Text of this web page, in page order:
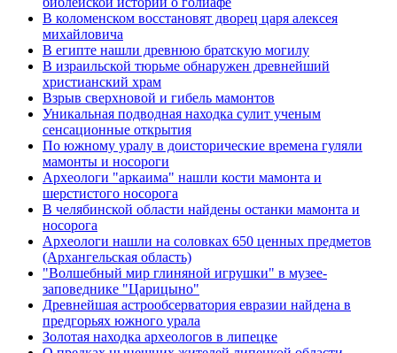
В коломенском восстановят дворец царя алексея
михайловича
В египте нашли древнюю братскую могилу
В израильской тюрьме обнаружен древнейший
христианский храм
Взрыв сверхновой и гибель мамонтов
Уникальная подводная находка сулит ученым
сенсационные открытия
По южному уралу в доисторические времена гуляли
мамонты и носороги
Археологи "аркаима" нашли кости мамонта и
шерстистого носорога
В челябинской области найдены останки мамонта и
носорога
Археологи нашли на соловках 650 ценных предметов
(Архангельская область)
"Волшебный мир глиняной игрушки" в музее-
заповеднике "Царицыно"
Древнейшая астрообсерватория евразии найдена в
предгорьях южного урала
Золотая находка археологов в липецке